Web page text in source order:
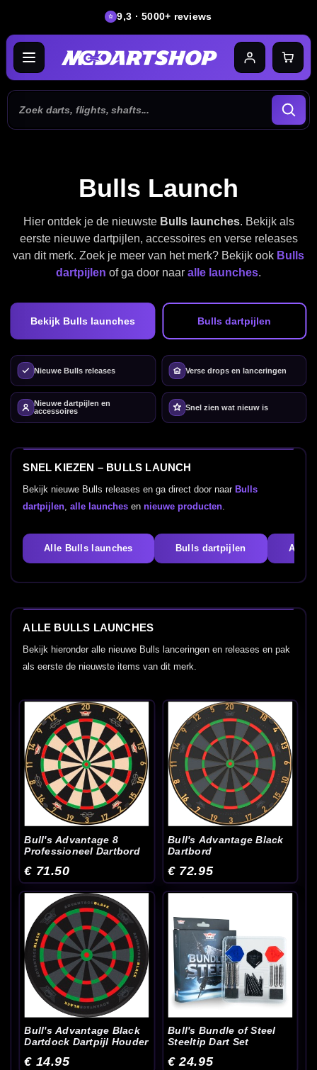
9,3 · 5000+ reviews
Bulls Launch
Hier ontdek je de nieuwste Bulls launches. Bekijk als
eerste nieuwe dartpijlen, accessoires en verse releases
van dit merk. Zoek je meer van het merk? Bekijk ook Bulls
dartpijlen of ga door naar alle launches.
Bekijk Bulls launches Bulls dartpijlen
Nieuwe Bulls releases Verse drops en lanceringen
Nieuwe dartpijlen en
accessoires
Snel zien wat nieuw is
SNEL KIEZEN – BULLS LAUNCH
Bekijk nieuwe Bulls releases en ga direct door naar Bulls
dartpijlen,alle launches ennieuwe producten.
Alle Bulls launches Bulls dartpijlen Alle
ALLE BULLS LAUNCHES
Bekijk hieronder alle nieuwe Bulls lanceringen en releases en pak
als eerste de nieuwste items van dit merk.
Bull's Advantage 8
Professioneel Dartbord
€ 71.50
Bull's Advantage Black
Dartbord
€ 72.95
Bull's Advantage Black
Dartdock Dartpijl Houder
€ 14.95
Bull's Bundle of Steel
Steeltip Dart Set
€ 24.95